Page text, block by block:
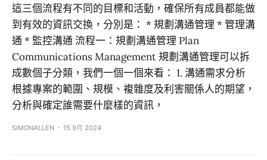
這三個流程有不同的目標和活動，確保所有成員都能做
到有效的資訊交換，分別是： * 規劃溝通管理 * 管理溝
通 * 監控溝通 流程一：規劃溝通管理 Plan
Communications Management 規劃溝通管理可以拆
成數個子分類，我們一個一個來看： 1. 溝通需求分析
根據專案的範圍、規模、複雜度及利害關係人的期望，
分析與確定誰需要什麼樣的資訊，
SIMONALLEN 15 9月 2024